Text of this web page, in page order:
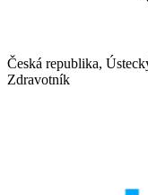
Česká republika,
Zdravotník